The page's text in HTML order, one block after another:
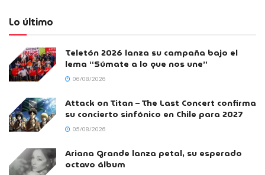
Lo último
Teletón 2026 lanza su campaña bajo el
lema “Súmate a lo que nos une”
06/08/2026
Attack on Titan – The Last Concert confirma
su concierto sinfónico en Chile para 2027
05/08/2026
Ariana Grande lanza petal, su esperado
octavo álbum